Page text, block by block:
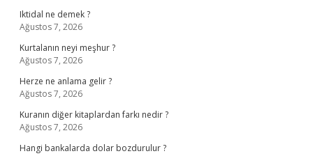
Iktidal ne demek ?
Ağustos 7, 2026
Kurtalanın neyi meşhur ?
Ağustos 7, 2026
Herze ne anlama gelir ?
Ağustos 7, 2026
Kuranın diğer kitaplardan farkı nedir ?
Ağustos 7, 2026
Hangi bankalarda dolar bozdurulur ?